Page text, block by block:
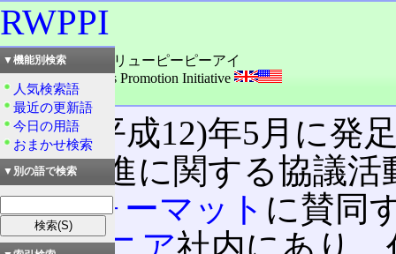
RWPPI
読み：アールダブリューピーピーアイ
外語：RW Products Promotion Initiative
品詞：団体組織名
2000(平成12)年5月に発
及・促進に関する協議
RWフォーマット に賛同
パイオニア社内にあり
▼機能別検索
人気検索語
最近の更新語
今日の用語
おまかせ検索
▼別の語で検索